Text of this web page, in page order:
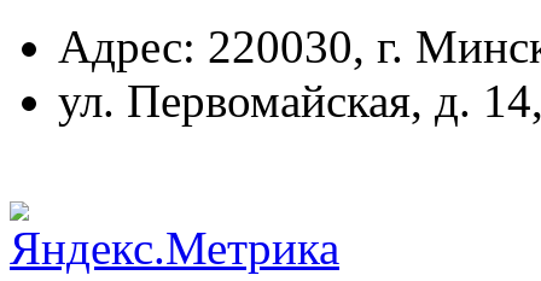
Адрес: 220030, г.
ул. Первомайская, д.